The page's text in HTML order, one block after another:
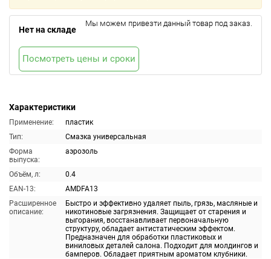
Характеристики
Применение:
пластик
Тип:
Смазка универсальная
Форма
выпуска:
аэрозоль
Объём, л:
0.4
EAN-13:
AMDFA13
Расширенное
описание:
Быстро и эффективно удаляет пыль, грязь, масляные и
никотиновые загрязнения. Защищает от старения и
выгорания, восстанавливает первоначальную
структуру, обладает антистатическим эффектом.
Предназначен для обработки пластиковых и
виниловых деталей салона. Подходит для молдингов и
бамперов. Обладает приятным ароматом клубники.
Нет на складе
Мы можем привезти данный товар под заказ.
Посмотреть цены и сроки